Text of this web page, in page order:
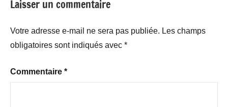
Laisser un commentaire
Votre adresse e-mail ne sera pas publiée. Les champs
obligatoires sont indiqués avec *
Commentaire *